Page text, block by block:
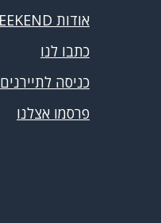
אודות WEEKEND
כתבו לנו
כניסה לתיירנים
פרסמו אצלנו